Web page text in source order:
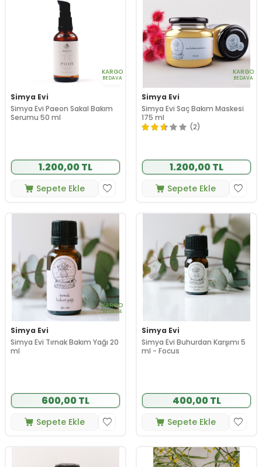
KARGO
BEDAVA
Simya Evi
Simya Evi Paeon Sakal Bakım
Serumu 50 ml
1.200,00 TL
Sepete Ekle
KARGO
BEDAVA
Simya Evi
Simya Evi Saç Bakım Maskesi
175 ml
(2)
1.200,00 TL
Sepete Ekle
KARGO
BEDAVA
Simya Evi
Simya Evi Tırnak Bakım Yağı 20
ml
600,00 TL
Sepete Ekle
Simya Evi
Simya Evi Buhurdan Karşımı 5
ml - Focus
400,00 TL
Sepete Ekle